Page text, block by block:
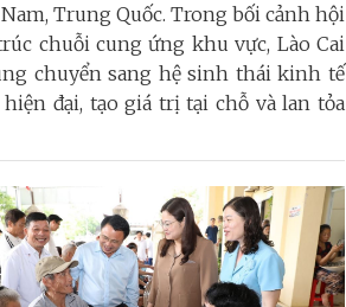
Trung Quốc. Trong bối cảnh hội
chuỗi cung ứng khu vực, Lào Cai
chuyển sang hệ sinh thái kinh tế
đại, tạo giá trị tại chỗ và lan tỏa